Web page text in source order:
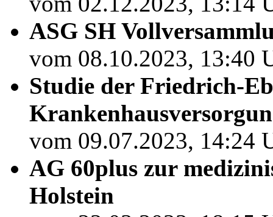
ASG SH
vom 08.10.2023, 13:40
Studie der Friedrich-
vom 09.07.2023, 14:24
AG 60plus zur
Holstein